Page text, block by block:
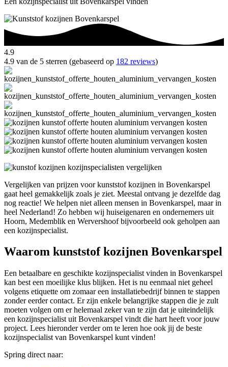
4.9
4.9 van de 5 sterren (gebaseerd op 182 reviews)
Vergelijken van prijzen voor kunststof kozijnen in Bovenkarspel
gaat heel gemakkelijk zoals je ziet. Meestal ontvang je dezelfde dag
nog reactie! We helpen niet alleen mensen in Bovenkarspel, maar in
heel Nederland! Zo hebben wij huiseigenaren en ondernemers uit
Hoorn, Medemblik en Wervershoof bijvoorbeeld ook geholpen aan
een kozijnspecialist.
Waarom kunststof kozijnen Bovenkarspel
Een betaalbare en geschikte kozijnspecialist vinden in Bovenkarspel
kan best een moeilijke klus blijken. Het is nu eenmaal niet geheel
volgens etiquette om zomaar een installatiebedrijf binnen te stappen
zonder eerder contact. Er zijn enkele belangrijke stappen die je zult
moeten volgen om er helemaal zeker van te zijn dat je uiteindelijk
een kozijnspecialist uit Bovenkarspel vindt die hart heeft voor jouw
project. Lees hieronder verder om te leren hoe ook jij de beste
kozijnspecialist van Bovenkarspel kunt vinden!
Spring direct naar: